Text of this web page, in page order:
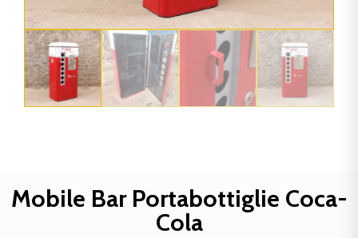
Mobile Bar Portabottiglie Coca-
Cola